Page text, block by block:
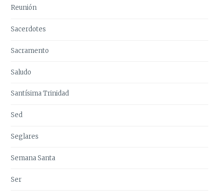
Reunión
Sacerdotes
Sacramento
Saludo
Santísima Trinidad
Sed
Seglares
Semana Santa
Ser